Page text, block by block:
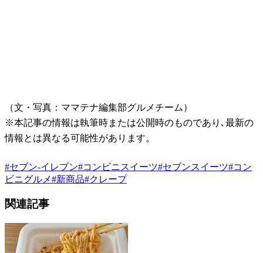
（文・写真：ママテナ編集部グルメチーム）
※本記事の情報は執筆時または公開時のものであり､最新の
情報とは異なる可能性があります。
#セブン-イレブン#コンビニスイーツ#セブンスイーツ#コン
ビニグルメ#新商品#クレープ
関連記事